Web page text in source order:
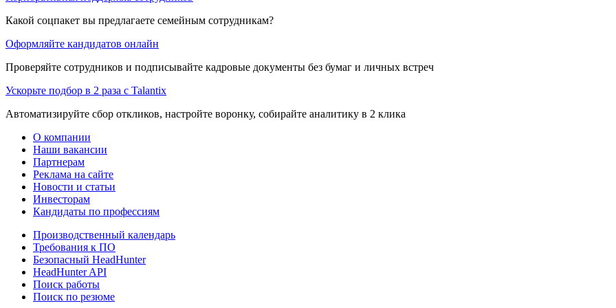
Какой соцпакет вы предлагаете семейным сотрудникам?
Оформляйте кандидатов онлайн
Проверяйте сотрудников и подписывайте кадровые документы без бумаг и личных встреч
Ускорьте подбор в 2 раза с Talantix
Автоматизируйте сбор откликов, настройте воронку, собирайте аналитику в 2 клика
О компании
Наши вакансии
Партнерам
Реклама на сайте
Новости и статьи
Инвесторам
Кандидаты по профессиям
Производственный календарь
Требования к ПО
Безопасный HeadHunter
HeadHunter API
Поиск работы
Поиск по резюме